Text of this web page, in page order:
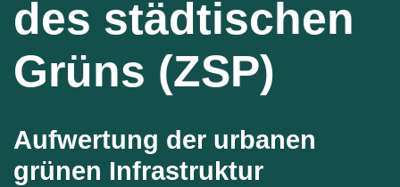
des städtischen
Grüns (ZSP)
Aufwertung der urbanen
grünen Infrastruktur